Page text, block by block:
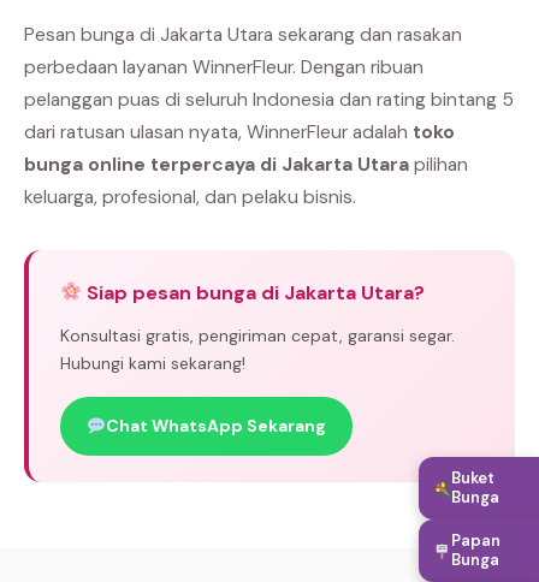
Pesan bunga di Jakarta Utara sekarang dan rasakan
perbedaan layanan WinnerFleur. Dengan ribuan
pelanggan puas di seluruh Indonesia dan rating bintang 5
dari ratusan ulasan nyata, WinnerFleur adalah toko
bunga online terpercaya di Jakarta Utara pilihan
keluarga, profesional, dan pelaku bisnis.
Siap pesan bunga di Jakarta Utara?
Konsultasi gratis, pengiriman cepat, garansi segar.
Hubungi kami sekarang!
Chat WhatsApp Sekarang
Buket
Bunga
Papan
Bunga